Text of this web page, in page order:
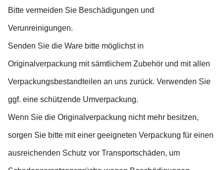
Bitte vermeiden Sie Beschädigungen und
Verunreinigungen.
Senden Sie die Ware bitte möglichst in
Originalverpackung mit sämtlichem Zubehör und mit allen
Verpackungsbestandteilen an uns zurück. Verwenden Sie
ggf. eine schützende Umverpackung.
Wenn Sie die Originalverpackung nicht mehr besitzen,
sorgen Sie bitte mit einer geeigneten Verpackung für einen
ausreichenden Schutz vor Transportschäden, um